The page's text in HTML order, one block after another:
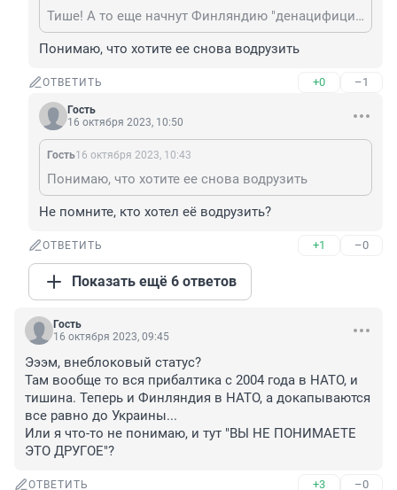
Тише! А то еще начнут Финляндию "денацифицирвать". И куда нам тогда девать мемориальную доску Маннергейму?
Понимаю, что хотите ее снова водрузить
ОТВЕТИТЬ +0 –1
Гость
16 октября 2023, 10:50
Гость16 октября 2023, 10:43
Понимаю, что хотите ее снова водрузить
Не помните, кто хотел её водрузить?
ОТВЕТИТЬ +1 –0
Показать ещё 6 ответов
Гость
16 октября 2023, 09:45
Эээм, внеблоковый статус?
Там вообще то вся прибалтика с 2004 года в НАТО, и
тишина. Теперь и Финляндия в НАТО, а докапываются
все равно до Украины...
Или я что-то не понимаю, и тут "ВЫ НЕ ПОНИМАЕТЕ
ЭТО ДРУГОЕ"?
ОТВЕТИТЬ +3 –0